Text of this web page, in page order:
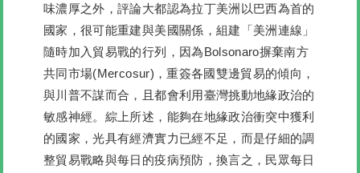
味濃厚之外，評論大都認為拉丁美洲以巴西為首的
國家，很可能重建與美國關係，組建「美洲連線」
隨時加入貿易戰的行列，因為Bolsonaro摒棄南方
共同市場(Mercosur)，重簽各國雙邊貿易的傾向，
與川普不謀而合，且都會利用臺灣挑動地緣政治的
敏感神經。綜上所述， 能夠在地緣政治衝突中獲利
的國家，光具有經濟實力已經不足，而是仔細的調
整貿易戰略與每日的疫病預防，換言之，民眾每日